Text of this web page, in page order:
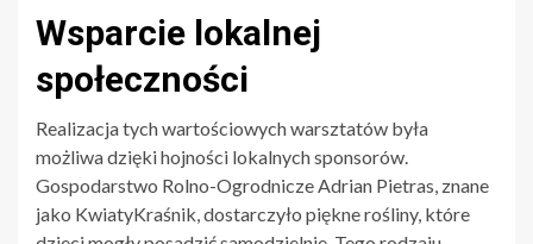
Wsparcie lokalnej
społeczności
Realizacja tych wartościowych warsztatów była
możliwa dzięki hojności lokalnych sponsorów.
Gospodarstwo Rolno-Ogrodnicze Adrian Pietras, znane
jako KwiatyKraśnik, dostarczyło piękne rośliny, które